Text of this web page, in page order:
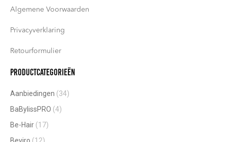
Algemene Voorwaarden
Privacyverklaring
Retourformulier
Productcategorieën
Aanbiedingen (34)
BaBylissPRO (4)
Be-Hair (17)